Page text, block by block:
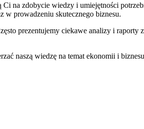
na zdobycie wiedzy i umiejętności
prowadzeniu skutecznego biznesu.
prezentujemy ciekawe analizy i raporty
naszą wiedzę na temat ekonomii i